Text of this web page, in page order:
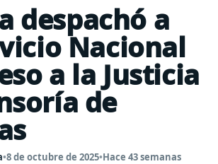
despachó a
Nacional
a la Justicia
de
•8 de octubre de 2025•Hace 43 semanas